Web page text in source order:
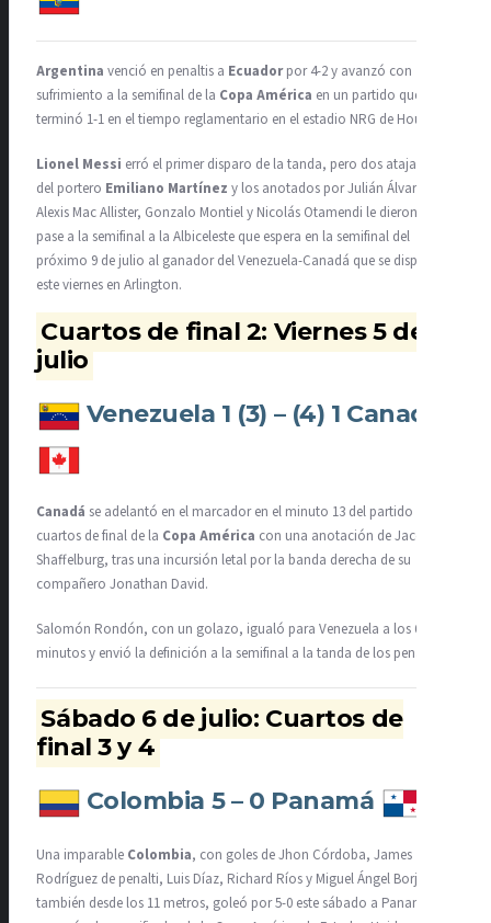
Argentina venció en penaltis a Ecuadorpor 4-2 y avanzó con
sufrimiento a la semifinal de la Copa América en un partido que
terminó 1-1 en el tiempo reglamentario en el estadio NRG de Houston.
Lionel Messi erró el primer disparo de la tanda, pero dos atajadas
del portero Emiliano Martínez y los anotados por Julián Álvarez,
Alexis Mac Allister, Gonzalo Montiel y Nicolás Otamendi le dieron el
pase a la semifinal a la Albiceleste que espera en la semifinal del
próximo 9 de julio al ganador del Venezuela-Canadá que se disputará
este viernes en Arlington.
Cuartos de final 2: Viernes 5 de
julio
Venezuela 1 (3) – (4) 1 Canadá
Canadá se adelantó en el marcador en el minuto 13 del partido de
cuartos de final de la Copa América con una anotación de Jacob
Shaffelburg, tras una incursión letal por la banda derecha de su
compañero Jonathan David.
Salomón Rondón, con un golazo, igualó para Venezuela a los 64
minutos y envió la definición a la semifinal a la tanda de los penaltis.
Sábado 6 de julio: Cuartos de
final 3 y 4
Colombia 5 – 0 Panamá
Una imparable Colombia, con goles de Jhon Córdoba, James
Rodríguez de penalti, Luis Díaz, Richard Ríos y Miguel Ángel Borja,
también desde los 11 metros, goleó por 5-0 este sábado a Panamá y